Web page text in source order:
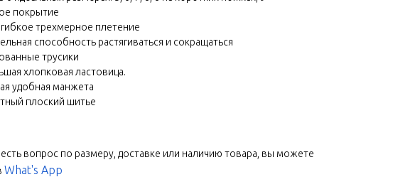
покрытие
гибкое трехмерное плетение
способность растягиваться и сокращаться
трусики
хлопковая ластовица.
удобная манжета
плоский шитье
есть вопрос по размеру, доставке или наличию товара, вы можете
What's App